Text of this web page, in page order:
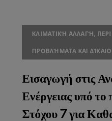
ΚΛΙΜΑΤΙΚΉ ΑΛΛΑΓΉ,
ΠΡΟΒΛΉΜΑΤΑ ΚΑΙ
Εισαγωγή στις
Ενέργειας υπό το
Στόχου 7 για